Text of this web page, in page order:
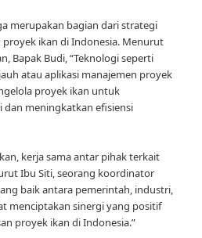
merupakan bagian dari strategi
proyek ikan di Indonesia. Menurut
Bapak Budi, “Teknologi seperti
atau aplikasi manajemen proyek
proyek ikan untuk
meningkatkan efisiensi
kerja sama antar pihak terkait
Ibu Siti, seorang koordinator
baik antara pemerintah, industri,
menciptakan sinergi yang positif
proyek ikan di Indonesia.”